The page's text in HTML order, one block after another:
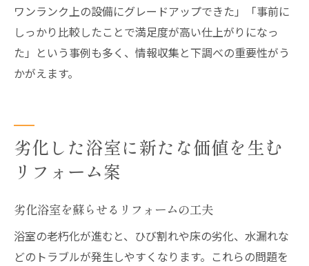
ワンランク上の設備にグレードアップできた」「事前に
しっかり比較したことで満足度が高い仕上がりになっ
た」という事例も多く、情報収集と下調べの重要性がう
かがえます。
劣化した浴室に新たな価値を生む
リフォーム案
劣化浴室を蘇らせるリフォームの工夫
浴室の老朽化が進むと、ひび割れや床の劣化、水漏れな
どのトラブルが発生しやすくなります。これらの問題を